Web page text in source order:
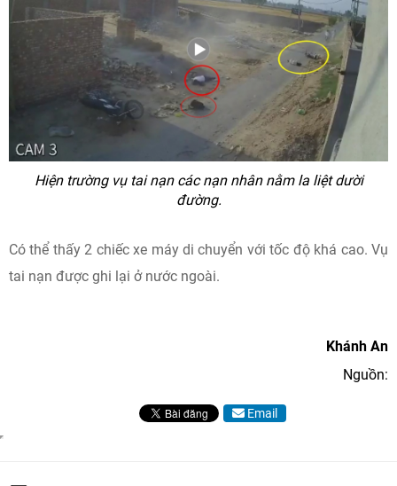
Hiện trường vụ tai nạn các nạn nhân nằm la liệt dười
đường.
Có thể thấy 2 chiếc xe máy di chuyển với tốc độ khá cao. Vụ
tai nạn được ghi lại ở nước ngoài.
Khánh An
Nguồn:
Email